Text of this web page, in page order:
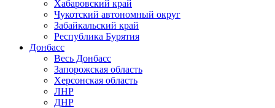
Хабаровский край
Чукотский автономный округ
Забайкальский край
Республика Бурятия
Донбасс
Весь Донбасс
Запорожская область
Херсонская область
ЛНР
ДНР